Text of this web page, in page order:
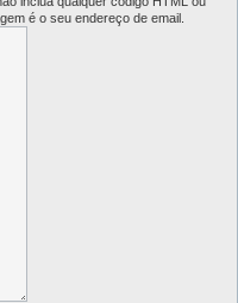
é o seu endereço de email.